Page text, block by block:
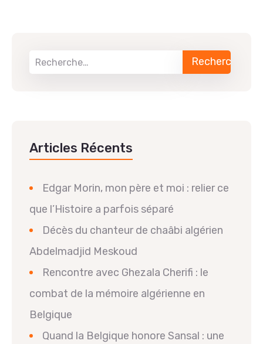
Articles Récents
Edgar Morin, mon père et moi : relier ce
que l’Histoire a parfois séparé
Décès du chanteur de chaâbi algérien
Abdelmadjid Meskoud
Rencontre avec Ghezala Cherifi : le
combat de la mémoire algérienne en
Belgique
Quand la Belgique honore Sansal : une